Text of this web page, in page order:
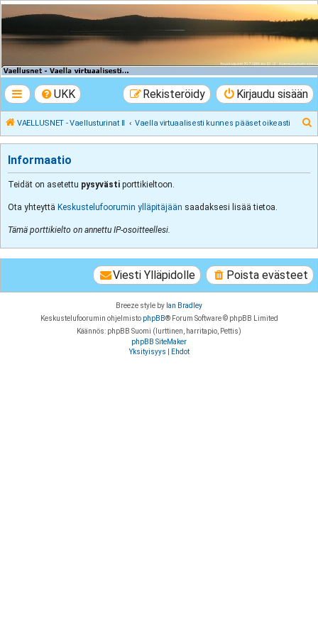
VAELLUSNET -
Vaellusturinat II
UKK Kirjaudu sisään
Rekisteröidy
VAELLUSNET - Vaellusturinat II Vaella virtuaalisesti kunnes pääset oikeasti
Informaatio
Teidät on asetettu pysyvästi porttikieltoon.
Ota yhteyttä Keskustelufoorumin ylläpitäjään saadaksesi lisää tietoa.
Tämä porttikielto on annettu IP-osoitteellesi.
Poista evästeet
Viesti Ylläpidolle
Breeze style by Ian Bradley
Keskustelufoorumin ohjelmisto phpBB® Forum Software © phpBB Limited
Käännös: phpBB Suomi (lurttinen, harritapio, Pettis)
phpBB SiteMaker
Yksityisyys
Ehdot